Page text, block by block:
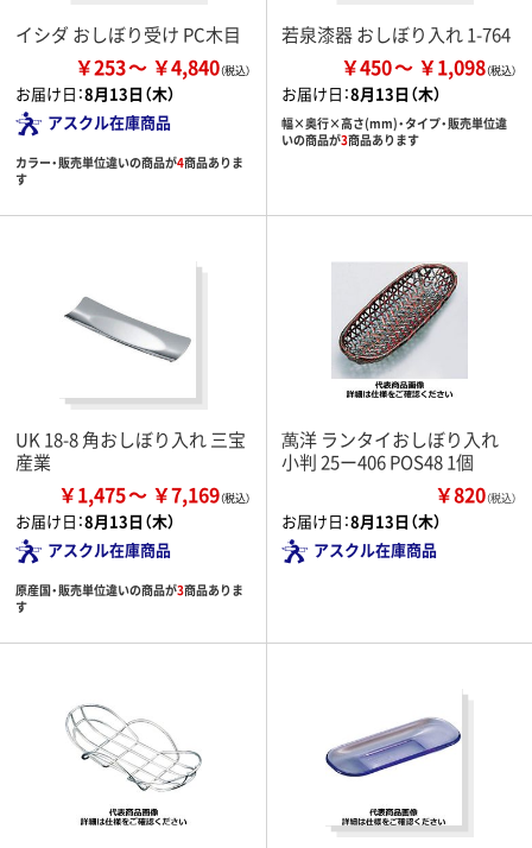
イシダ おしぼり受け PC木目
￥253 ￥4,840
お届け日：8月13日（木）
アスクル在庫商品
カラー・販売単位違いの商品が4商品ありま
す
若泉漆器 おしぼり入れ 1-764
￥450 ￥1,098
お届け日：8月13日（木）
幅×奥行×高さ(mm)・タイプ・販売単位違
いの商品が3商品あります
UK 18-8 角おしぼり入れ 三宝
産業
￥1,475 ￥7,169
お届け日：8月13日（木）
アスクル在庫商品
原産国・販売単位違いの商品が3商品ありま
す
萬洋 ランタイおしぼり入れ
小判 25ー406 POS48 1個
￥820（税込）
お届け日：8月13日（木）
アスクル在庫商品